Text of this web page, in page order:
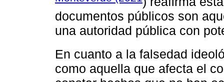
documentos públicos son
una autoridad pública con
En cuanto a la falsedad
como aquella que afecta el